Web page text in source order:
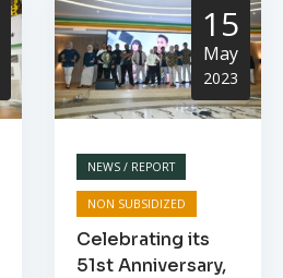
15
May
2023
NEWS / REPORT
NON SUBSIDIZED
Celebrating its
51st Anniversary,